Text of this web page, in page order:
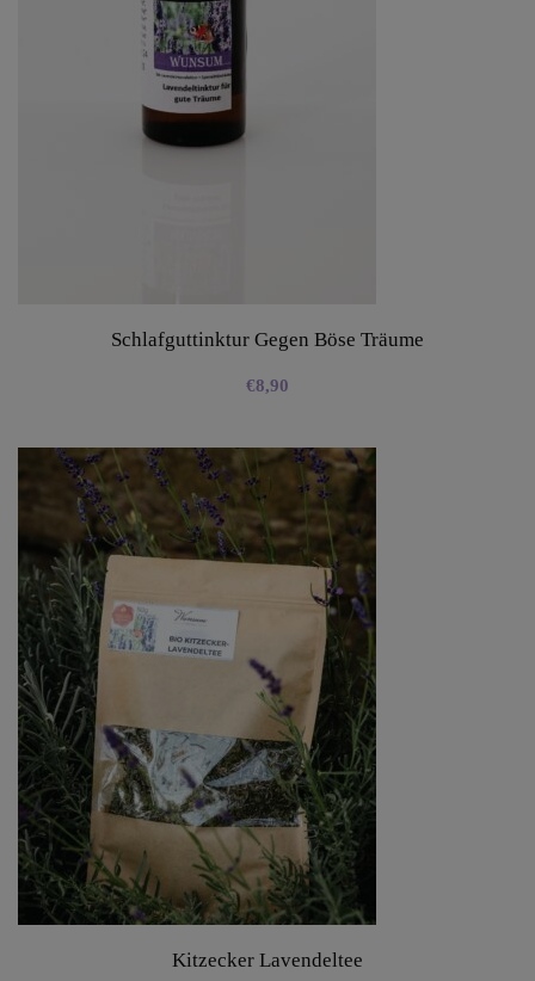
Schlafguttinktur Gegen Böse Träume
€8,90
Kitzecker Lavendeltee